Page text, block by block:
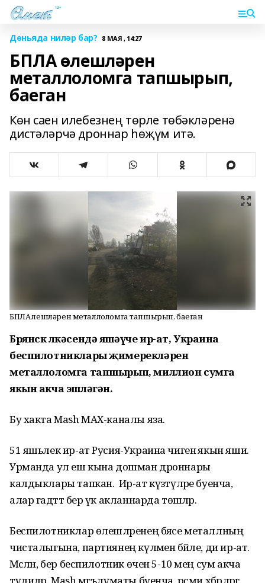
Дөньяда ниләр бар? 8 МАЯ , 14:27
БПЛА өлешләрен
металлоломга тапшырып,
баеган
Көн саен илебезнең төрле төбәкләренә
дистәләрчә дроннар һөҗүм итә.
БПЛА өлешләрен металлоломга тапшырып, баеган
Брянск өлкәсендә яшәүче ир-ат, Украина
беспилотниклары җимерекләрен
металлоломга тапшырып, миллион сумга
якын акча эшләгән.
Бу хакта Mash МАХ-каналы яза.
51 яшьлек ир-ат Русия-Украина чигенә якын яши.
Урманда ул еш кына дошман дроннары
калдыклары тапкан. Ир-ат күзәтүләре буенча,
алар гадәттә бер үк акланнарда төшәләр.
Беспилотниклар өлешләренең бәясе металлның
чисталыгына, партиянең күләменә бәйле, ди ир-ат.
Мәсәлән, бер беспилотник өчен 5-10 мең сум акча